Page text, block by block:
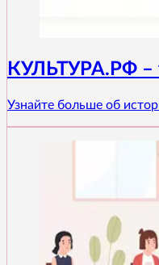
КУЛЬТУРА.РФ –
Узнайте больше об